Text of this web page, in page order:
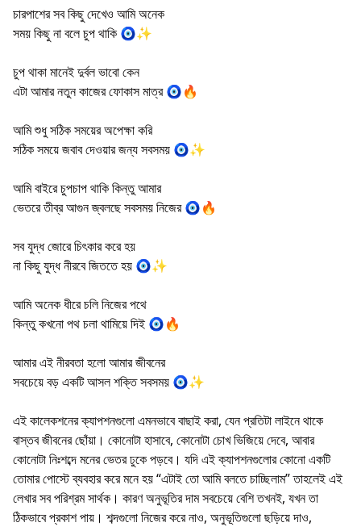
চারপাশের সব কিছু দেখেও আমি অনেক
সময় কিছু না বলে চুপ থাকি 🧿✨
চুপ থাকা মানেই দুর্বল ভাবো কেন
এটা আমার নতুন কাজের ফোকাস মাত্র 🧿🔥
আমি শুধু সঠিক সময়ের অপেক্ষা করি
সঠিক সময়ে জবাব দেওয়ার জন্য সবসময় 🧿✨
আমি বাইরে চুপচাপ থাকি কিন্তু আমার
ভেতরে তীব্র আগুন জ্বলছে সবসময় নিজের 🧿🔥
সব যুদ্ধ জোরে চিৎকার করে হয়
না কিছু যুদ্ধ নীরবে জিততে হয় 🧿✨
আমি অনেক ধীরে চলি নিজের পথে
কিন্তু কখনো পথ চলা থামিয়ে দিই 🧿🔥
আমার এই নীরবতা হলো আমার জীবনের
সবচেয়ে বড় একটি আসল শক্তি সবসময় 🧿✨
এই কালেকশনের ক্যাপশনগুলো এমনভাবে বাছাই করা, যেন প্রতিটা লাইনে থাকে
বাস্তব জীবনের ছোঁয়া। কোনোটা হাসাবে, কোনোটা চোখ ভিজিয়ে দেবে, আবার
কোনোটা নিঃশব্দে মনের ভেতর ঢুকে পড়বে। যদি এই ক্যাপশনগুলোর কোনো একটি
তোমার পোস্টে ব্যবহার করে মনে হয় “এটাই তো আমি বলতে চাচ্ছিলাম” তাহলেই এই
লেখার সব পরিশ্রম সার্থক। কারণ অনুভূতির দাম সবচেয়ে বেশি তখনই, যখন তা
ঠিকভাবে প্রকাশ পায়। শব্দগুলো নিজের করে নাও, অনুভূতিগুলো ছড়িয়ে দাও,